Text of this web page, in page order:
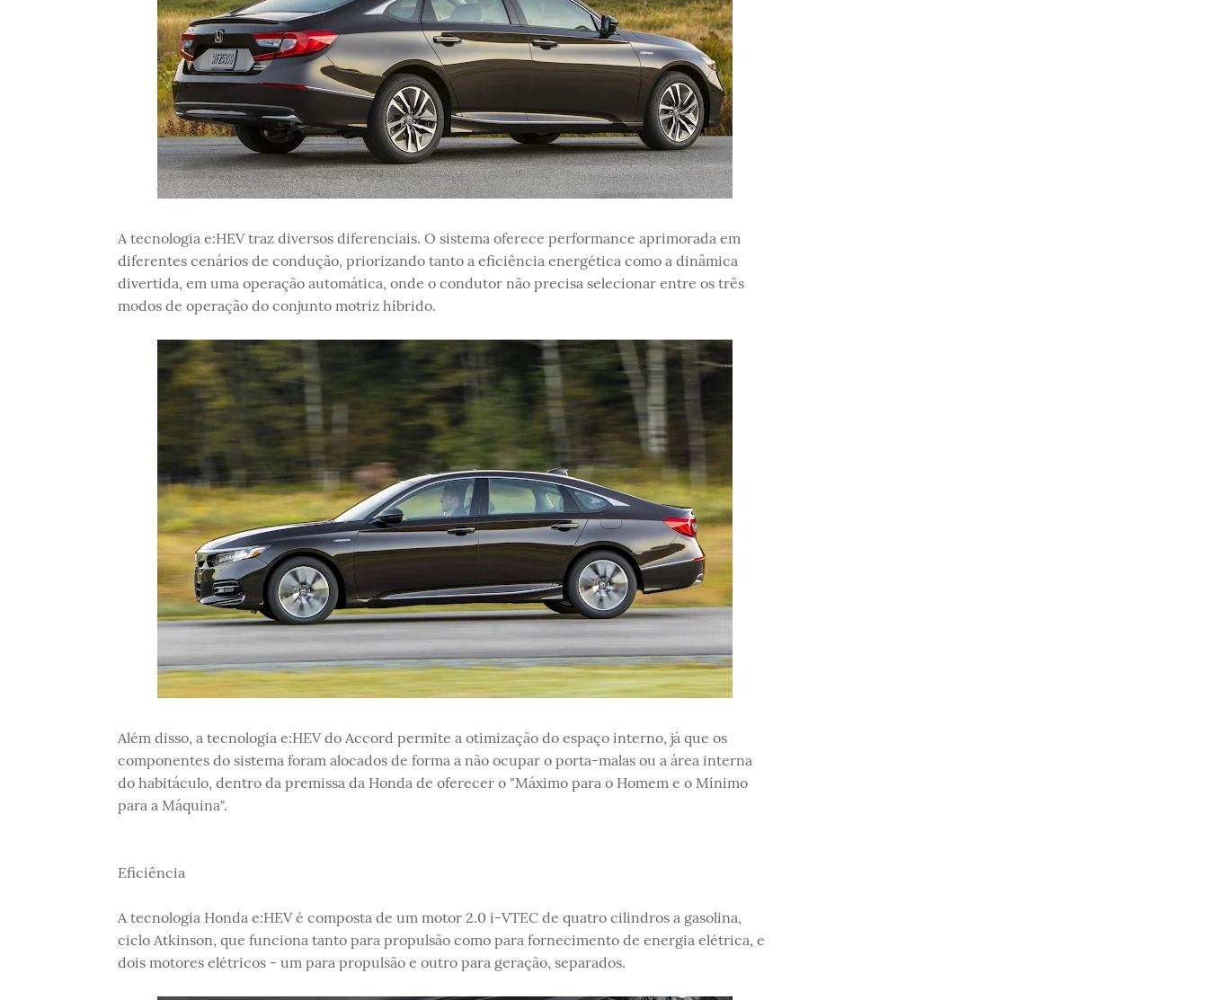
A tecnologia e:HEV traz diversos diferenciais. O sistema oferece performance aprimorada em
diferentes cenários de condução, priorizando tanto a eficiência energética como a dinâmica
divertida, em uma operação automática, onde o condutor não precisa selecionar entre os três
modos de operação do conjunto motriz híbrido.
Além disso, a tecnologia e:HEV do Accord permite a otimização do espaço interno, já que os
componentes do sistema foram alocados de forma a não ocupar o porta-malas ou a área interna
do habitáculo, dentro da premissa da Honda de oferecer o "Máximo para o Homem e o Mínimo
para a Máquina".
Eficiência
A tecnologia Honda e:HEV é composta de um motor 2.0 i-VTEC de quatro cilindros a gasolina,
ciclo Atkinson, que funciona tanto para propulsão como para fornecimento de energia elétrica, e
dois motores elétricos - um para propulsão e outro para geração, separados.